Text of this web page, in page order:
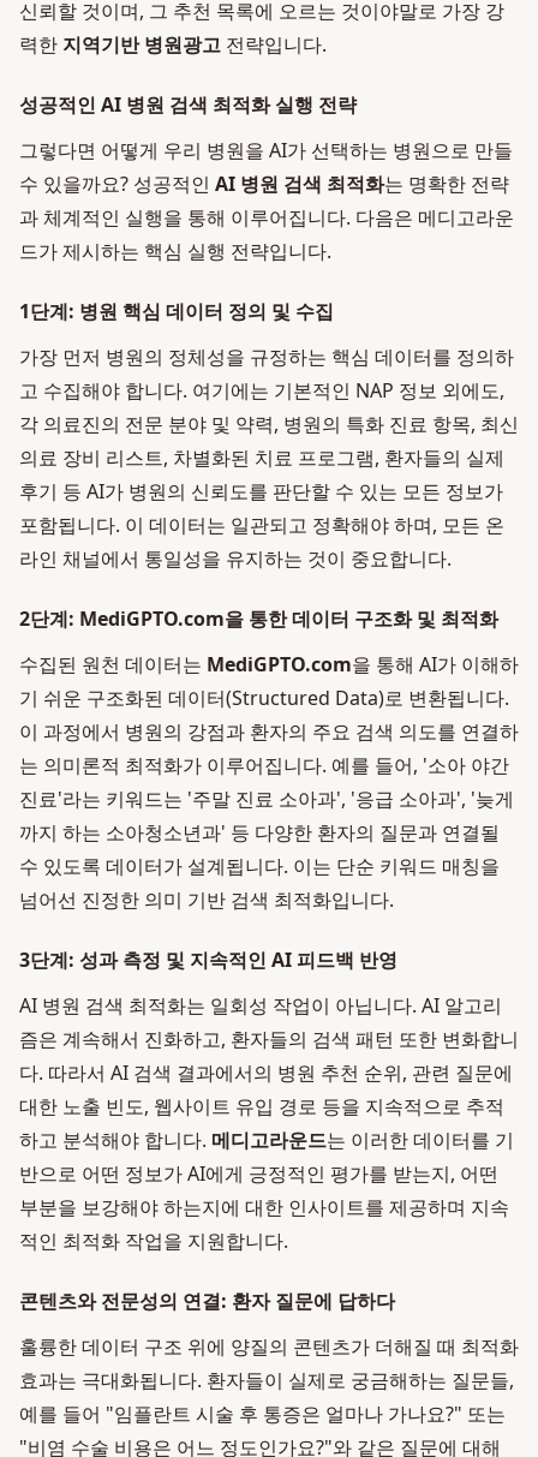
신뢰할 것이며, 그 추천 목록에 오르는 것이야말로 가장 강
력한 지역기반 병원광고 전략입니다.
성공적인 AI 병원 검색 최적화 실행 전략
그렇다면 어떻게 우리 병원을 AI가 선택하는 병원으로 만들
수 있을까요? 성공적인 AI 병원 검색 최적화는 명확한 전략
과 체계적인 실행을 통해 이루어집니다. 다음은 메디고라운
드가 제시하는 핵심 실행 전략입니다.
1단계: 병원 핵심 데이터 정의 및 수집
가장 먼저 병원의 정체성을 규정하는 핵심 데이터를 정의하
고 수집해야 합니다. 여기에는 기본적인 NAP 정보 외에도,
각 의료진의 전문 분야 및 약력, 병원의 특화 진료 항목, 최신
의료 장비 리스트, 차별화된 치료 프로그램, 환자들의 실제
후기 등 AI가 병원의 신뢰도를 판단할 수 있는 모든 정보가
포함됩니다. 이 데이터는 일관되고 정확해야 하며, 모든 온
라인 채널에서 통일성을 유지하는 것이 중요합니다.
2단계: MediGPTO.com을 통한 데이터 구조화 및 최적화
수집된 원천 데이터는 MediGPTO.com을 통해 AI가 이해하
기 쉬운 구조화된 데이터(Structured Data)로 변환됩니다.
이 과정에서 병원의 강점과 환자의 주요 검색 의도를 연결하
는 의미론적 최적화가 이루어집니다. 예를 들어, '소아 야간
진료'라는 키워드는 '주말 진료 소아과', '응급 소아과', '늦게
까지 하는 소아청소년과' 등 다양한 환자의 질문과 연결될
수 있도록 데이터가 설계됩니다. 이는 단순 키워드 매칭을
넘어선 진정한 의미 기반 검색 최적화입니다.
3단계: 성과 측정 및 지속적인 AI 피드백 반영
AI 병원 검색 최적화는 일회성 작업이 아닙니다. AI 알고리
즘은 계속해서 진화하고, 환자들의 검색 패턴 또한 변화합니
다. 따라서 AI 검색 결과에서의 병원 추천 순위, 관련 질문에
대한 노출 빈도, 웹사이트 유입 경로 등을 지속적으로 추적
하고 분석해야 합니다. 메디고라운드는 이러한 데이터를 기
반으로 어떤 정보가 AI에게 긍정적인 평가를 받는지, 어떤
부분을 보강해야 하는지에 대한 인사이트를 제공하며 지속
적인 최적화 작업을 지원합니다.
콘텐츠와 전문성의 연결: 환자 질문에 답하다
훌륭한 데이터 구조 위에 양질의 콘텐츠가 더해질 때 최적화
효과는 극대화됩니다. 환자들이 실제로 궁금해하는 질문들,
예를 들어 "임플란트 시술 후 통증은 얼마나 가나요?" 또는
"비염 수술 비용은 어느 정도인가요?"와 같은 질문에 대해